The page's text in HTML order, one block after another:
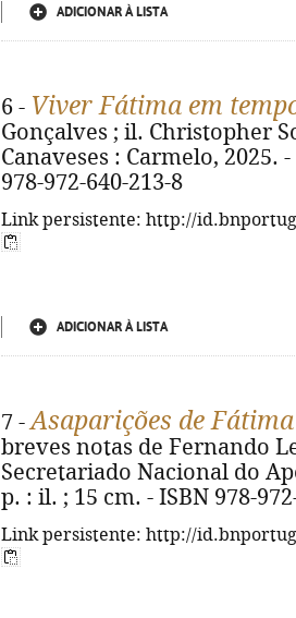
ADICIONAR À LISTA
6 - Viver Fátima em
Gonçalves ; il. Christopher
Canaveses : Carmelo, 2025.
978-972-640-213-8
Link persistente: http://
ADICIONAR À LISTA
7 -Asaparições de Fátima
breves notas de Fernando
Secretariado Nacional do
p. : il. ; 15 cm. - ISBN 978-
Link persistente: http://